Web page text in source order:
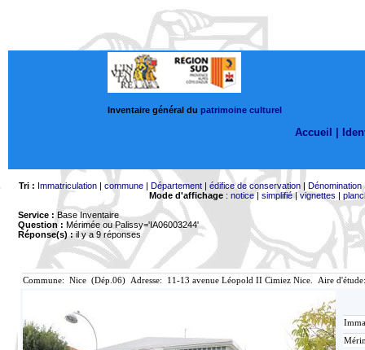
Inventaire général du patrimoine culturel
Accueil |
Tri : Immatriculation| commune| Département| édifice de conservation| Dénomination
Mode d'affichage: notice| simplifié|vignettes |
Service : Base Inventaire
Question : Mérimée ou Palissy='IA06003244'
Réponse(s) :il y a 9 réponses
Commune: Nice (Dép.06) Adresse: 11-13 avenue Léopold II Cimiez Nice. Aire